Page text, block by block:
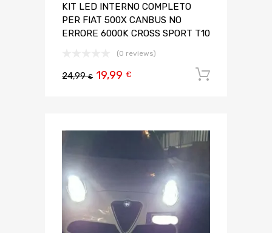
KIT LED INTERNO COMPLETO
PER FIAT 500X CANBUS NO
ERRORE 6000K CROSS SPORT T10
(0 reviews)
24,99€ 19,99 €